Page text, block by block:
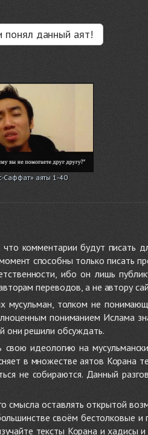
понял данный аят!
Саффат» аяты 1-40
что комментарии будут писать
способны только писать
ибо он лишь
переводов, а не автору
мусульман, толком не
пониманием Ислама
они решили обсуждать.
идеологию на
в множестве аятов Корана
не собираются. Данный
смысла оставлять открытой
своём бестолковые и
тексты Корана и хадисы